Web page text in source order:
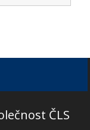
ČLS